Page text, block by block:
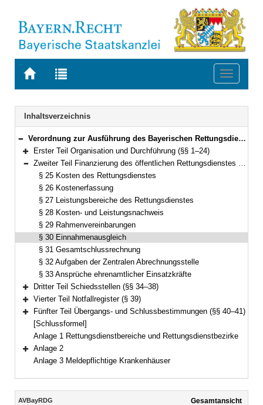
Zur
BAYERN.RECHT
Zur
letzten
Suche
Toggle
Navigation
Inhaltsverzeichnis
Bereich reduzieren
Verordnung zur Ausführung des Bayerischen Rettungsdienstgesetzes (AVBayRDG) Vom 30. November 2010 (GVBl. S. 786) BayRS 215-5-1-5-I (§§ 1–41)
Bereich erweitern
Erster Teil Organisation und Durchführung (§§ 1–24)
Bereich reduzieren
Zweiter Teil Finanzierung des öffentlichen Rettungsdienstes (§§ 25–33)
§ 25 Kosten des Rettungsdienstes
§ 26 Kostenerfassung
§ 27 Leistungsbereiche des Rettungsdienstes
§ 28 Kosten- und Leistungsnachweis
§ 29 Rahmenvereinbarungen
§ 30 Einnahmenausgleich
§ 31 Gesamtschlussrechnung
§ 32 Aufgaben der Zentralen Abrechnungsstelle
§ 33 Ansprüche ehrenamtlicher Einsatzkräfte
Bereich erweitern
Dritter Teil Schiedsstellen (§§ 34–38)
Bereich erweitern
Vierter Teil Notfallregister (§ 39)
Bereich erweitern
Fünfter Teil Übergangs- und Schlussbestimmungen (§§ 40–41)
[Schlussformel]
Anlage 1 Rettungsdienstbereiche und Rettungsdienstbezirke
Bereich erweitern
Anlage 2
Anlage 3 Meldepflichtige Krankenhäuser
Inhalt
AVBayRDG
Gesamtansicht